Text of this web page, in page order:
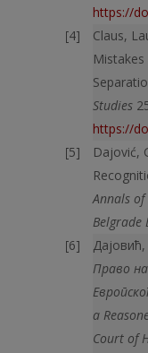
https://
Claus,
Studies
https://
Dajović,
Annals
Belgrade
Право
a
Court of